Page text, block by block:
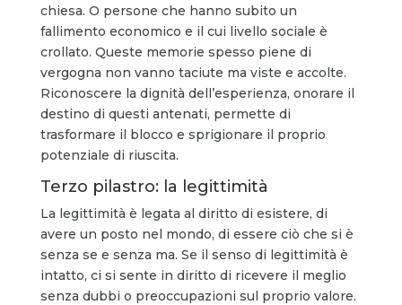
chiesa. O persone che hanno subito un
fallimento economico e il cui livello sociale è
crollato. Queste memorie spesso piene di
vergogna non vanno taciute ma viste e accolte.
Riconoscere la dignità dell’esperienza, onorare il
destino di questi antenati, permette di
trasformare il blocco e sprigionare il proprio
potenziale di riuscita.
Terzo pilastro: la legittimità
La legittimità è legata al diritto di esistere, di
avere un posto nel mondo, di essere ciò che si è
senza se e senza ma. Se il senso di legittimità è
intatto, ci si sente in diritto di ricevere il meglio
senza dubbi o preoccupazioni sul proprio valore.